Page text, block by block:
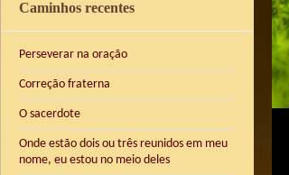
Caminhos recentes
Perseverar na oração
Correção fraterna
O sacerdote
Onde estão dois ou três reunidos em meu
nome, eu estou no meio deles